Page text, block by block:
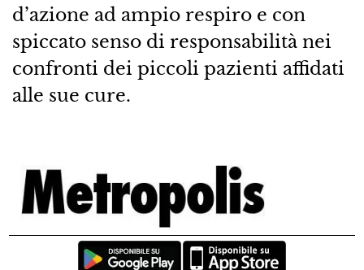
d’azione ad ampio respiro e con
spiccato senso di responsabilità nei
confronti dei piccoli pazienti affidati
alle sue cure.